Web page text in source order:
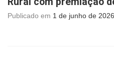
Publicado em 1 de junho de 2026